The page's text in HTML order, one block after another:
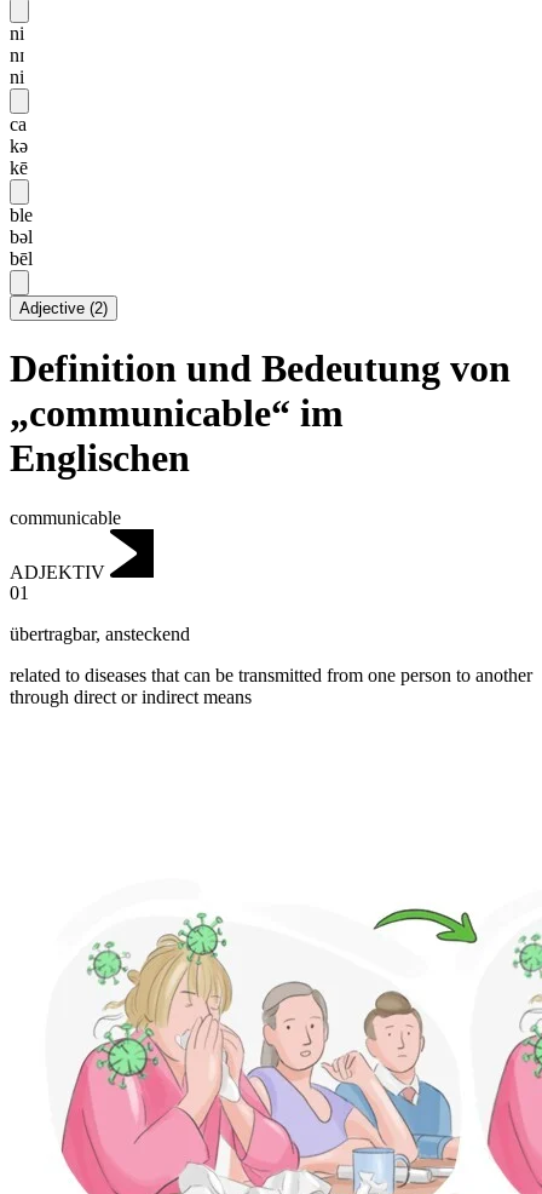
ni
nɪ
ni
ca
kə
kē
ble
bəl
bēl
Adjective (2)
Definition und Bedeutung von
„communicable“ im
Englischen
communicable
ADJEKTIV
01
übertragbar, ansteckend
related to diseases that can be transmitted from one person to another
through direct or indirect means